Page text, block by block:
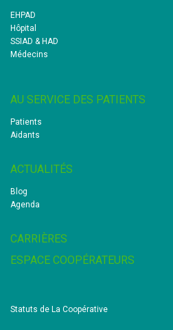
EHPAD
Hôpital
SSIAD & HAD
Médecins
AU SERVICE DES PATIENTS
Patients
Aidants
ACTUALITÉS
Blog
Agenda
CARRIÈRES
ESPACE COOPÉRATEURS
Statuts de La Coopérative